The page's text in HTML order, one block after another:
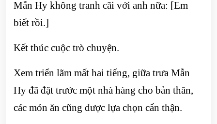
Mẫn Hy không tranh cãi với anh nữa: [Em
biết rồi.]
Kết thúc cuộc trò chuyện.
Xem triển lãm mất hai tiếng, giữa trưa Mẫn
Hy đã đặt trước một nhà hàng cho bản thân,
các món ăn cũng được lựa chọn cẩn thận.